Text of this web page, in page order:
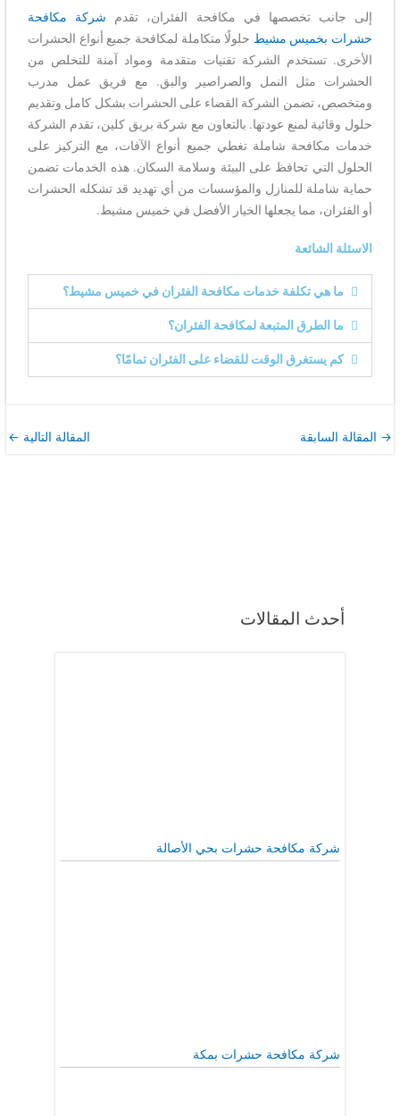
أحدث المقالات
شركة مكافحة حشرات بحي الأصالة
شركة مكافحة حشرات بمكة
إلى جانب تخصصها في مكافحة الفئران، تقدم شركة مكافحة
حشرات بخميس مشيط حلولًا متكاملة لمكافحة جميع أنواع الحشرات
الأخرى. تستخدم الشركة تقنيات متقدمة ومواد آمنة للتخلص من
الحشرات مثل النمل والصراصير والبق. مع فريق عمل مدرب
ومتخصص، تضمن الشركة القضاء على الحشرات بشكل كامل وتقديم
حلول وقائية لمنع عودتها. بالتعاون مع شركة بريق كلين، تقدم الشركة
خدمات مكافحة شاملة تغطي جميع أنواع الآفات، مع التركيز على
الحلول التي تحافظ على البيئة وسلامة السكان. هذه الخدمات تضمن
حماية شاملة للمنازل والمؤسسات من أي تهديد قد تشكله الحشرات
أو الفئران، مما يجعلها الخيار الأفضل في خميس مشيط.
الاسئلة الشائعة
ما هي تكلفة خدمات مكافحة الفئران في خميس مشيط؟
ما الطرق المتبعة لمكافحة الفئران؟
كم يستغرق الوقت للقضاء على الفئران تمامًا؟
→ المقالة السابقة المقالة التالية ←